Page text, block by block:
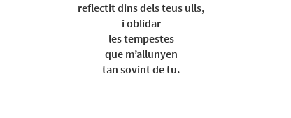
reflectit dins dels teus ulls,
i oblidar
les tempestes
que m’allunyen
tan sovint de tu.